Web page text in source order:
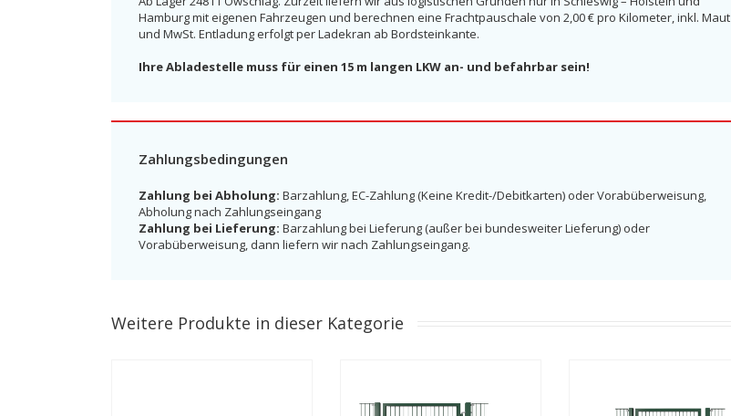
Hamburg mit eigenen Fahrzeugen und berechnen eine Frachtpauschale von 2,00 € pro Kilometer, inkl. Maut
und MwSt. Entladung erfolgt per Ladekran ab Bordsteinkante.
Ihre Abladestelle muss für einen 15 m langen LKW an- und befahrbar sein!
Zahlungsbedingungen
Zahlung bei Abholung: Barzahlung, EC-Zahlung (Keine Kredit-/Debitkarten) oder Vorabüberweisung,
Abholung nach Zahlungseingang
Zahlung bei Lieferung: Barzahlung bei Lieferung (außer bei bundesweiter Lieferung) oder
Vorabüberweisung, dann liefern wir nach Zahlungseingang.
Weitere Produkte in dieser Kategorie